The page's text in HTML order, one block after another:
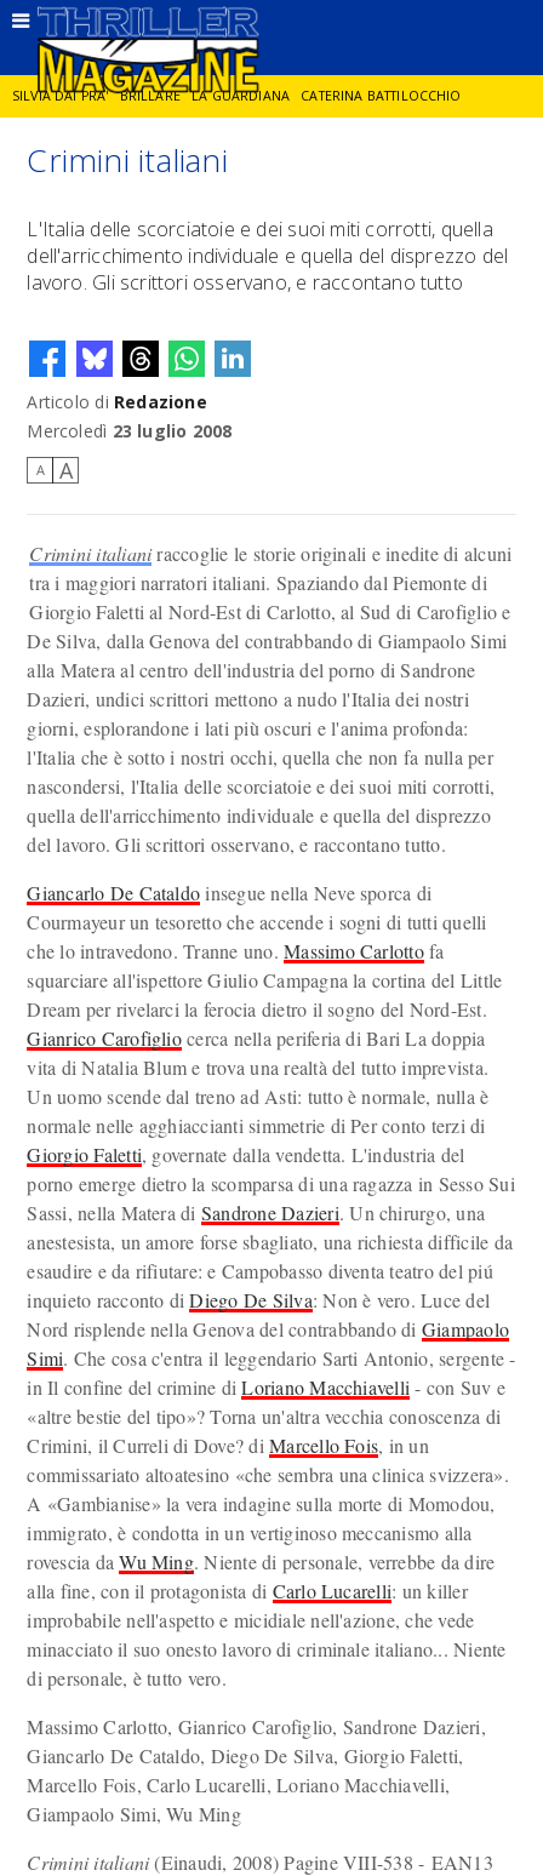
SILVIA DAI PRA' BRILLARE LA GUARDIANA CATERINA BATTILOCCHIO
JORGE DIAZ LA SPIA DELITTO IN CORNICE
DIEGO ZANDEL GLI ANNI DI PIETRA
Crimini italiani
L'Italia delle scorciatoie e dei suoi miti corrotti, quella
dell'arricchimento individuale e quella del disprezzo del
lavoro. Gli scrittori osservano, e raccontano tutto
Articolo di Redazione
Mercoledì 23 luglio 2008
A A
Crimini italianiraccoglie le storie originali e inedite di alcuni
tra i maggiori narratori italiani. Spaziando dal Piemonte di
Giorgio Faletti al Nord-Est di Carlotto, al Sud di Carofiglio e
De Silva, dalla Genova del contrabbando di Giampaolo Simi
alla Matera al centro dell'industria del porno di Sandrone
Dazieri, undici scrittori mettono a nudo l'Italia dei nostri
giorni, esplorandone i lati più oscuri e l'anima profonda:
l'Italia che è sotto i nostri occhi, quella che non fa nulla per
nascondersi, l'Italia delle scorciatoie e dei suoi miti corrotti,
quella dell'arricchimento individuale e quella del disprezzo
del lavoro. Gli scrittori osservano, e raccontano tutto.
Giancarlo De Cataldoinsegue nella Neve sporca di
Courmayeur un tesoretto che accende i sogni di tutti quelli
che lo intravedono. Tranne uno.Massimo Carlottofa
squarciare all'ispettore Giulio Campagna la cortina del Little
Dream per rivelarci la ferocia dietro il sogno del Nord-Est.
Gianrico Carofigliocerca nella periferia di Bari La doppia
vita di Natalia Blum e trova una realtà del tutto imprevista.
Un uomo scende dal treno ad Asti: tutto è normale, nulla è
normale nelle agghiaccianti simmetrie di Per conto terzi di
Giorgio Faletti, governate dalla vendetta. L'industria del
porno emerge dietro la scomparsa di una ragazza in Sesso Sui
Sassi, nella Matera di Sandrone Dazieri. Un chirurgo, una
anestesista, un amore forse sbagliato, una richiesta difficile da
esaudire e da rifiutare: e Campobasso diventa teatro del piú
inquieto racconto diDiego De Silva: Non è vero. Luce del
Nord risplende nella Genova del contrabbando di Giampaolo
Simi. Che cosa c'entra il leggendario Sarti Antonio, sergente -
in Il confine del crimine diLoriano Macchiavelli - con Suv e
«altre bestie del tipo»? Torna un'altra vecchia conoscenza di
Crimini, il Curreli di Dove? diMarcello Fois, in un
commissariato altoatesino «che sembra una clinica svizzera».
A «Gambianise» la vera indagine sulla morte di Momodou,
immigrato, è condotta in un vertiginoso meccanismo alla
rovescia daWu Ming. Niente di personale, verrebbe da dire
alla fine, con il protagonista di Carlo Lucarelli: un killer
improbabile nell'aspetto e micidiale nell'azione, che vede
minacciato il suo onesto lavoro di criminale italiano... Niente
di personale, è tutto vero.
Massimo Carlotto, Gianrico Carofiglio, Sandrone Dazieri,
Giancarlo De Cataldo, Diego De Silva, Giorgio Faletti,
Marcello Fois, Carlo Lucarelli, Loriano Macchiavelli,
Giampaolo Simi, Wu Ming
Crimini italiani(Einaudi, 2008) Pagine VIII-538 - EAN13